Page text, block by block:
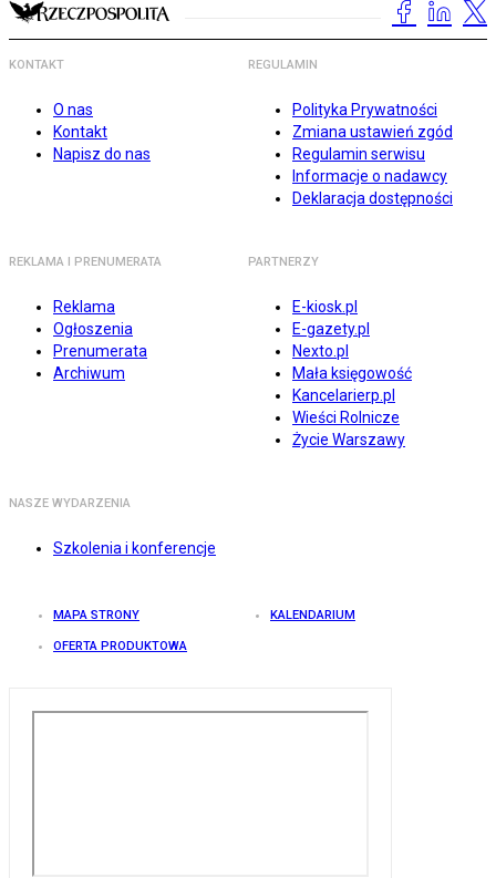
KONTAKT
O nas
Kontakt
Napisz do nas
REGULAMIN
Polityka Prywatności
Zmiana ustawień zgód
Regulamin serwisu
Informacje o nadawcy
Deklaracja dostępności
REKLAMA I PRENUMERATA
Reklama
Ogłoszenia
Prenumerata
Archiwum
PARTNERZY
E-kiosk.pl
E-gazety.pl
Nexto.pl
Mała księgowość
Kancelarierp.pl
Wieści Rolnicze
Życie Warszawy
NASZE WYDARZENIA
Szkolenia i konferencje
MAPA STRONY KALENDARIUM
OFERTA PRODUKTOWA